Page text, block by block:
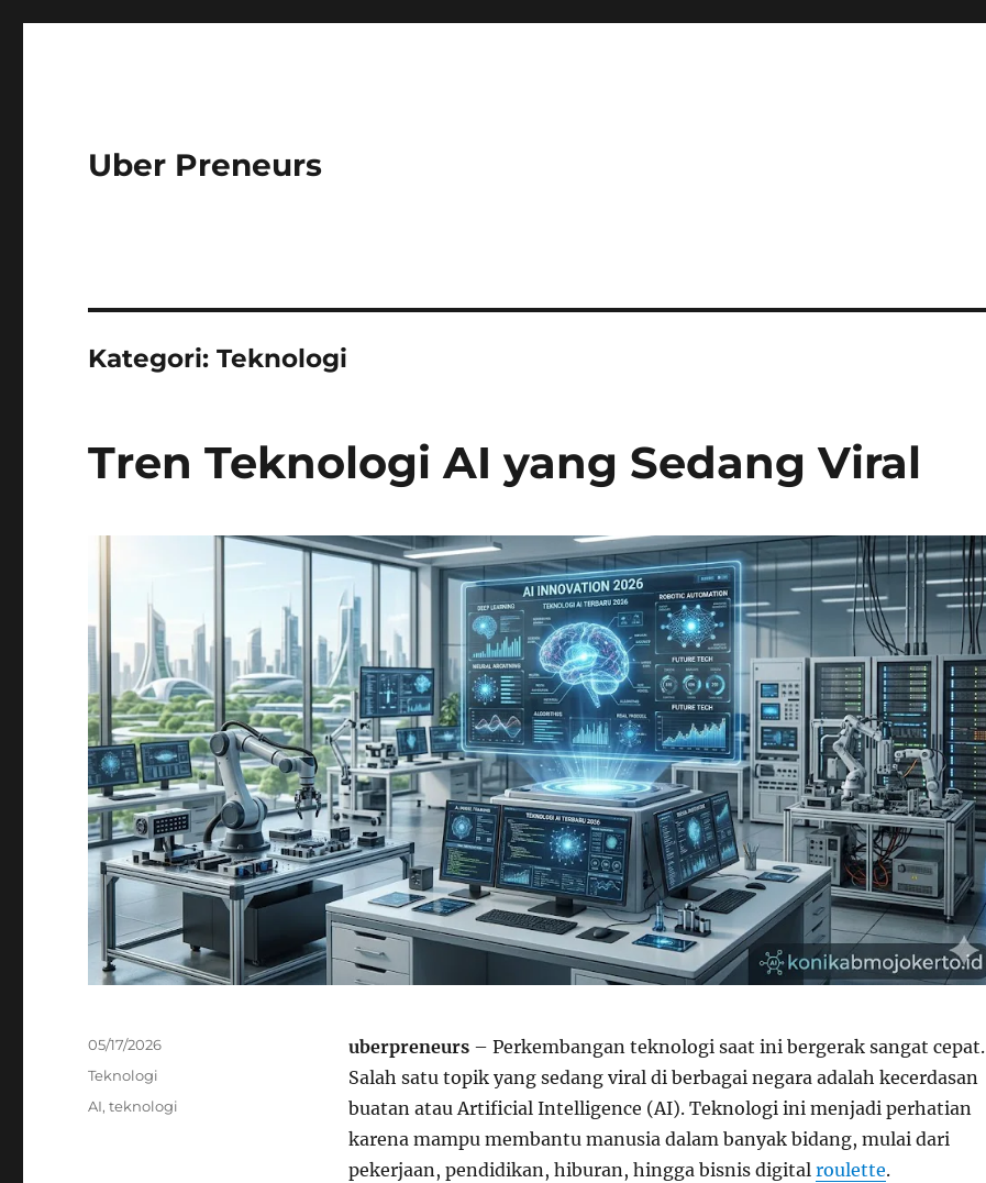
Uber Preneurs
Kategori:Teknologi
Tren Teknologi AI yang Sedang Viral
uberpreneurs– Perkembangan teknologi saat ini bergerak sangat cepat.
Salah satu topik yang sedang viral di berbagai negara adalah kecerdasan
buatan atau Artificial Intelligence (AI). Teknologi ini menjadi perhatian
karena mampu membantu manusia dalam banyak bidang, mulai dari
pekerjaan, pendidikan, hiburan, hingga bisnis digital roulette.
Posted
on
05/17/2026
Categories
Teknologi
Tags
AI,teknologi